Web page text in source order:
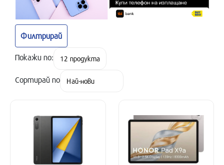
Филтрирай
Покажи по:
Сортирай по